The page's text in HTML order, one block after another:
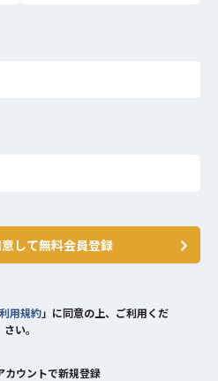
して無料会員登録
利用規約」に同意の上、ご利用くだ
さい。
カウントで新規登録